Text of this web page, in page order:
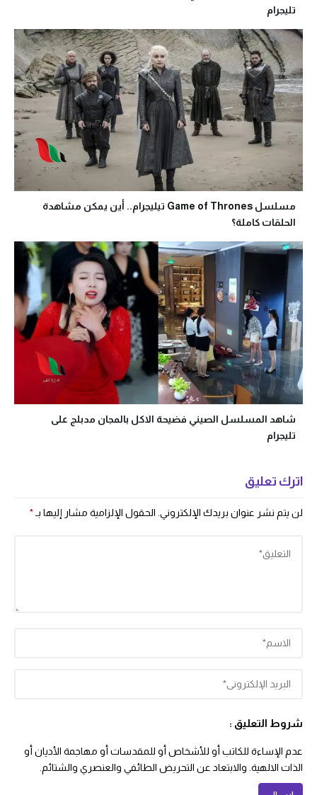
تليجرام
مسلسل Game of Thrones تيليجرام.. أين يمكن مشاهدة
الحلقات كاملة؟
شاهد المسلسل الصيني فضيحة الاكل بالمجان مدبلج على
تليجرام
اترك تعليق
لن يتم نشر عنوان بريدك الإلكتروني. الحقول الإلزامية مشار إليها بـ *
شروط التعليق :
عدم الإساءة للكاتب أو للأشخاص أو للمقدسات أو مهاجمة الأديان أو
الذات الالهية. والابتعاد عن التحريض الطائفي والعنصري والشتائم.